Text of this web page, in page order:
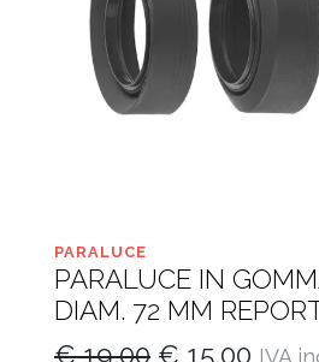
PARALUCE
PARALUCE IN
DIAM. 72 MM
€19,00 Il
€ 15,00 IlIVA